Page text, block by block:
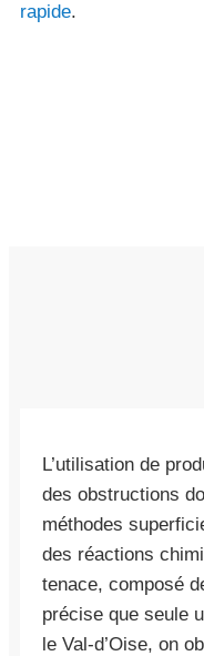
rapide.
L’utilisation de
des obstructions
méthodes
des réactions
tenace, composé
précise que seule
le Val-d’Oise, on